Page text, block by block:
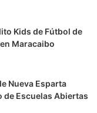
Kids de Fútbol de
Maracaibo
Nueva Esparta
de Escuelas Abiertas